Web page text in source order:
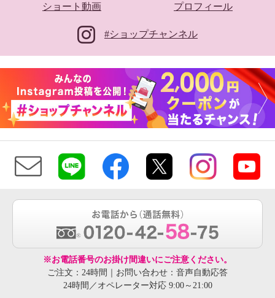
ショート動画 プロフィール
#ショップチャンネル
※お電話番号のお掛け間違いにご注意ください。
ご注文：24時間｜お問い合わせ：音声自動応答
24時間／オペレーター対応 9:00～21:00